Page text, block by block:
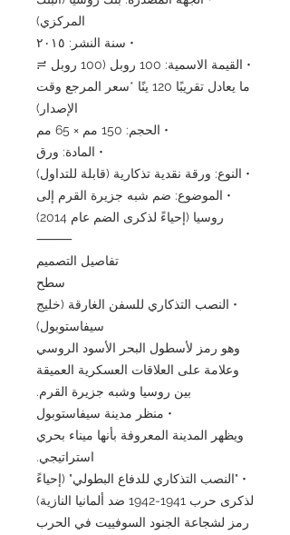
المركزي)
• سنة النشر: ٢٠١٥
• القيمة الاسمية: 100 روبل (100 روبل ≒
ما يعادل تقريبًا 120 ينًا *سعر المرجع وقت
الإصدار)
• الحجم: 150 مم × 65 مم
• المادة: ورق
• النوع: ورقة نقدية تذكارية (قابلة للتداول)
• الموضوع: ضم شبه جزيرة القرم إلى
روسيا (إحياءً لذكرى الضم عام 2014)
⸻
تفاصيل التصميم
سطح
• النصب التذكاري للسفن الغارقة (خليج
سيفاستوبول)
وهو رمز لأسطول البحر الأسود الروسي
وعلامة على العلاقات العسكرية العميقة
بين روسيا وشبه جزيرة القرم.
• منظر مدينة سيفاستوبول
ويظهر المدينة المعروفة بأنها ميناء بحري
استراتيجي.
• "النصب التذكاري للدفاع البطولي" (إحياءً
لذكرى حرب 1941-1942 ضد ألمانيا النازية)
رمز لشجاعة الجنود السوفييت في الحرب